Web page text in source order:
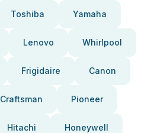
Toshiba Yamaha
Lenovo Whirlpool
Frigidaire Canon
Craftsman Pioneer
Hitachi Honeywell